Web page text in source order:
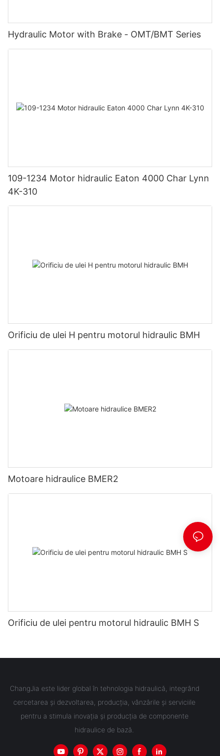
Hydraulic Motor with Brake - OMT/BMT Series
109-1234 Motor hidraulic Eaton 4000 Char Lynn
4K-310
Orificiu de ulei H pentru motorul hidraulic BMH
Motoare hidraulice BMER2
Orificiu de ulei pentru motorul hidraulic BMH S
ChangJia este lider global în tehnologia hidraulică, integrând
cercetarea și dezvoltarea, producția, vânzările și serviciile
pentru a stimula inovația și producția de componente
hidraulice de bază.